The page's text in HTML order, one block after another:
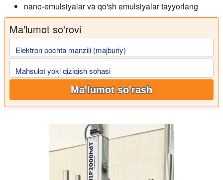
nano-emulsiyalar va qo'sh emulsiyalar tayyorlang
Ma'lumot so'rovi
Elektron pochta manzili (majburiy)
Mahsulot yoki qiziqish sohasi
Ma'lumot so'rash